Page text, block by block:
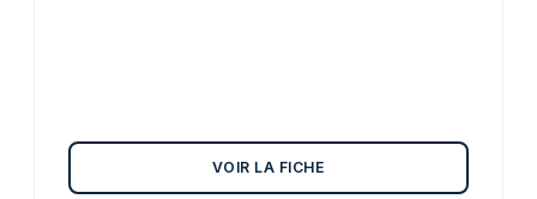
VOIR LA FICHE